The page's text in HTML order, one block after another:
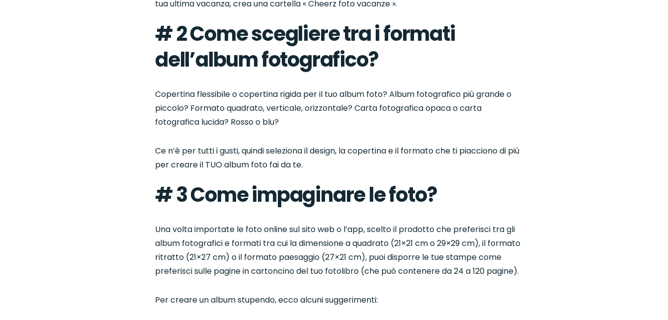
tua ultima vacanza, crea una cartella « Cheerz foto vacanze ».
# 2 Come scegliere tra i formati
dell’album fotografico?
Copertina flessibile o copertina rigida per il tuo album foto? Album fotografico più grande o
piccolo? Formato quadrato, verticale, orizzontale? Carta fotografica opaca o carta
fotografica lucida? Rosso o blu?
Ce n’è per tutti i gusti, quindi seleziona il design, la copertina e il formato che ti piacciono di più
per creare il TUO album foto fai da te.
# 3 Come impaginare le foto?
Una volta importate le foto online sul sito web o l’app, scelto il prodotto che preferisci tra gli
album fotografici e formati tra cui la dimensione a quadrato (21×21 cm o 29×29 cm), il formato
ritratto (21×27 cm) o il formato paesaggio (27×21 cm), puoi disporre le tue stampe come
preferisci sulle pagine in cartoncino del tuo fotolibro (che può contenere da 24 a 120 pagine).
Per creare un album stupendo, ecco alcuni suggerimenti: